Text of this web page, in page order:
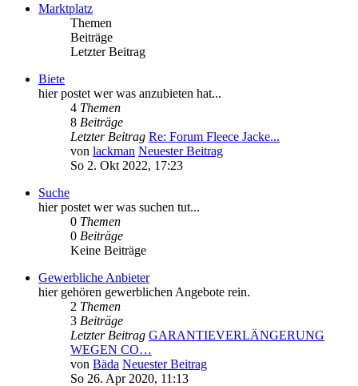
Marktplatz
Themen
Beiträge
Letzter Beitrag
Biete
hier postet wer was anzubieten hat...
4 Themen
8 Beiträge
Letzter Beitrag Re: Forum Fleece Jacke...
von lackman Neuester Beitrag
So 2. Okt 2022, 17:23
Suche
hier postet wer was suchen tut...
0 Themen
0 Beiträge
Keine Beiträge
Gewerbliche Anbieter
hier gehören gewerblichen Angebote rein.
2 Themen
3 Beiträge
Letzter Beitrag GARANTIEVERLÄNGERUNG
WEGEN CO…
von Bäda Neuester Beitrag
So 26. Apr 2020, 11:13